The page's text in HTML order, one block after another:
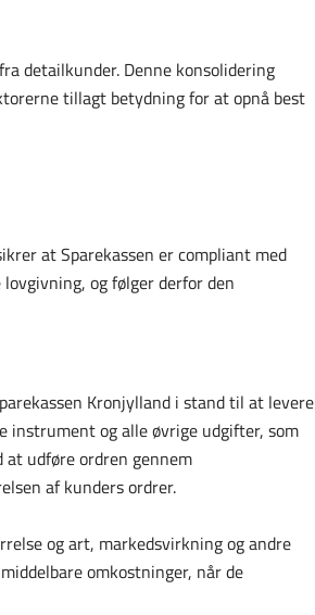
detailkunder. Denne konsolidering
tillagt betydning for at opnå best
at Sparekassen er compliant med
og følger derfor den
Kronjylland i stand til at levere
instrument og alle øvrige udgifter, som
udføre ordren gennem
af kunders ordrer.
og art, markedsvirkning og andre
omkostninger, når de